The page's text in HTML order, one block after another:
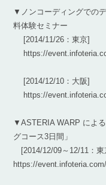
▼ノンコーディングでの
料体験セミナー
[2014/11/26：東京]
https://
[2014/12/10：大阪]
https://
▼ASTERIA WARP によ
グコース3日間」
[2014/12/09～12/11：東
https://